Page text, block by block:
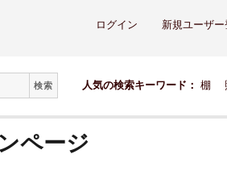
新規ユーザー
ログイン
検索 人気の検索キーワード： 棚
ページ